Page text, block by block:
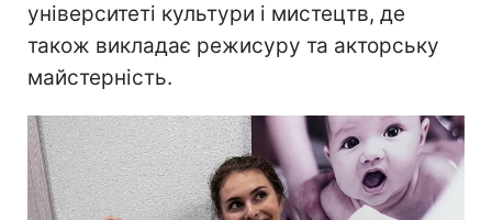
університеті культури і мистецтв, де
також викладає режисуру та акторську
майстерність.